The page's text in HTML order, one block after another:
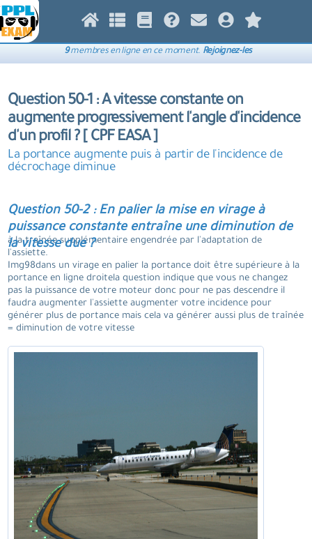
9membres en ligne en ce moment. Rejoignez-les
Question 50-1 : A vitesse constante on
augmente progressivement l'angle d'incidence
d'un profil ? [ CPF EASA ]
La portance augmente puis à partir de l'incidence de
décrochage diminue
Question 50-2 : En palier la mise en virage à
puissance constante entraîne une diminution de
la vitesse due ?
à la traînée supplémentaire engendrée par l'adaptation de
l'assiette.
Img98dans un virage en palier la portance doit être supérieure à la
portance en ligne droitela question indique que vous ne changez
pas la puissance de votre moteur donc pour ne pas descendre il
faudra augmenter l'assiette augmenter votre incidence pour
générer plus de portance mais cela va générer aussi plus de traînée
= diminution de votre vitesse